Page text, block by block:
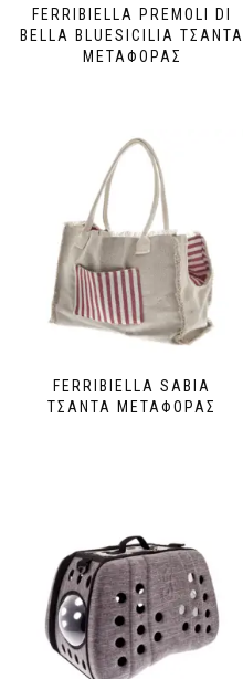
FERRIBIELLA PREMOLI DI
BELLA BLUESICILIA ΤΣΑΝΤΑ
ΜΕΤΑΦΟΡΑΣ
FERRIBIELLA SABIA
ΤΣΑΝΤΑ ΜΕΤΑΦΟΡΑΣ